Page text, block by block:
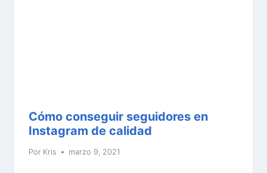
Cómo conseguir seguidores en
Instagram de calidad
Por Kris marzo 9, 2021